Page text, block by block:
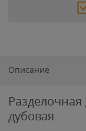
Описание
дубовая